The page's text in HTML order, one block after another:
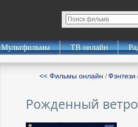
Мультфильмы ТВ онлайн
<< Фильмы онлайн /Фэнтези
Рожденный